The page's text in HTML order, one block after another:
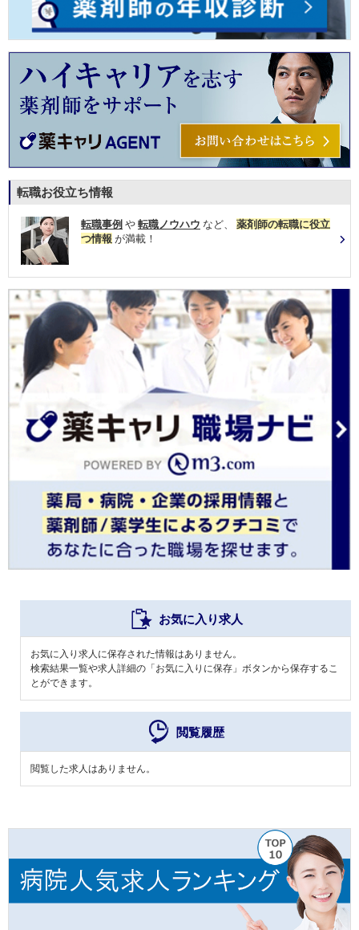
転職お役立ち情報
転職事例 や 転職ノウハウ など、 薬剤師の転職に役立
つ情報 が満載！
お気に入り求人
お気に入り求人に保存された情報はありません。
検索結果一覧や求人詳細の「お気に入りに保存」ボタンから保存するこ
とができます。
閲覧履歴
閲覧した求人はありません。